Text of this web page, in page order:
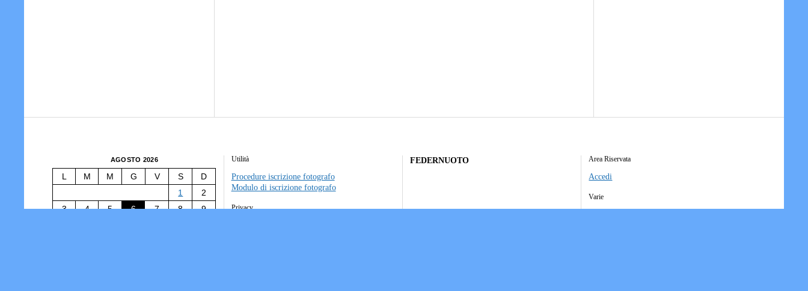
AGOSTO 2026
L M M G V S
D
1
2
3
4 5 6 7 8
9
Utilità
Procedure iscrizione fotografo
Modulo di iscrizione fotografo
Privacy
FEDERNUOTO Area Riservata
Accedi
Varie